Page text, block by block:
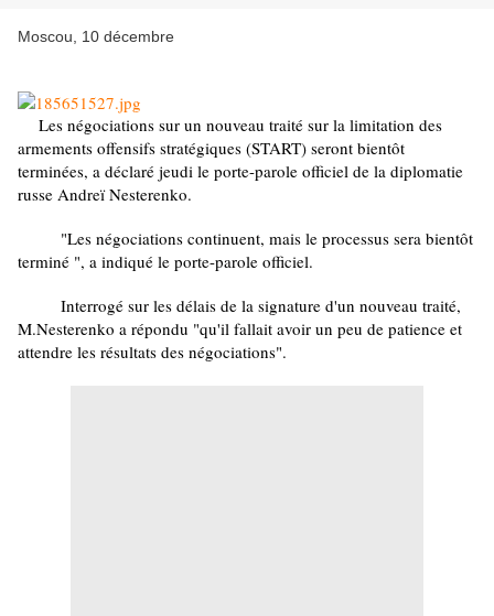
Moscou, 10 décembre
Les négociations sur un nouveau traité sur la limitation des
armements offensifs stratégiques (START) seront bientôt
terminées, a déclaré jeudi le porte-parole officiel de la diplomatie
russe Andreï Nesterenko.
"Les négociations continuent, mais le processus sera bientôt
terminé ", a indiqué le porte-parole officiel.
Interrogé sur les délais de la signature d'un nouveau traité,
M.Nesterenko a répondu "qu'il fallait avoir un peu de patience et
attendre les résultats des négociations".